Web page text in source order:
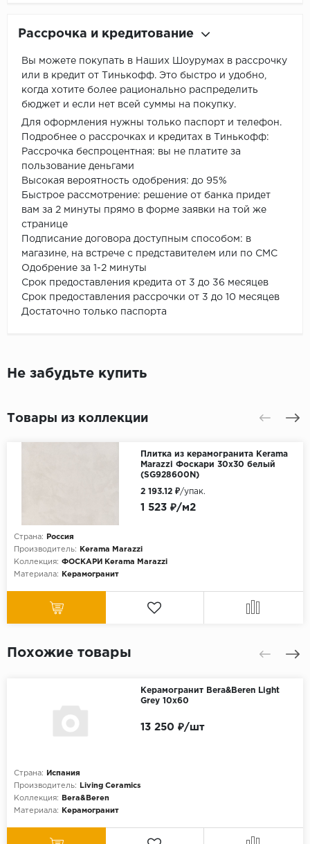
Рассрочка и кредитование
Вы можете покупать в Наших Шоурумах в рассрочку
или в кредит от Тинькофф. Это быстро и удобно,
когда хотите более рационально распределить
бюджет и если нет всей суммы на покупку.
Для оформления нужны только паспорт и телефон.
Подробнее о рассрочках и кредитах в Тинькофф:
Рассрочка беспроцентная: вы не платите за
пользование деньгами
Высокая вероятность одобрения: до 95%
Быстрое рассмотрение: решение от банка придет
вам за 2 минуты прямо в форме заявки на той же
странице
Подписание договора доступным способом: в
магазине, на встрече с представителем или по СМС
Одобрение за 1-2 минуты
Срок предоставления кредита от 3 до 36 месяцев
Срок предоставления рассрочки от 3 до 10 месяцев
Достаточно только паспорта
Не забудьте купить
Товары из коллекции
Плитка из керамогранита Kerama
Marazzi Фоскари 30x30 белый
(SG928600N)
Страна:
Россия
Производитель:
Kerama Marazzi
Коллекция: ФОСКАРИ Kerama Marazzi
Материала:
Керамогранит
1 523 ₽/м2
2 193.12 ₽/упак.
Похожие товары
Керамогранит Bera&Beren Light
Grey 10x60
Страна:
Испания
Производитель:
Living Ceramics
Коллекция:
Bera&Beren
Материала:
Керамогранит
13 250 ₽/шт